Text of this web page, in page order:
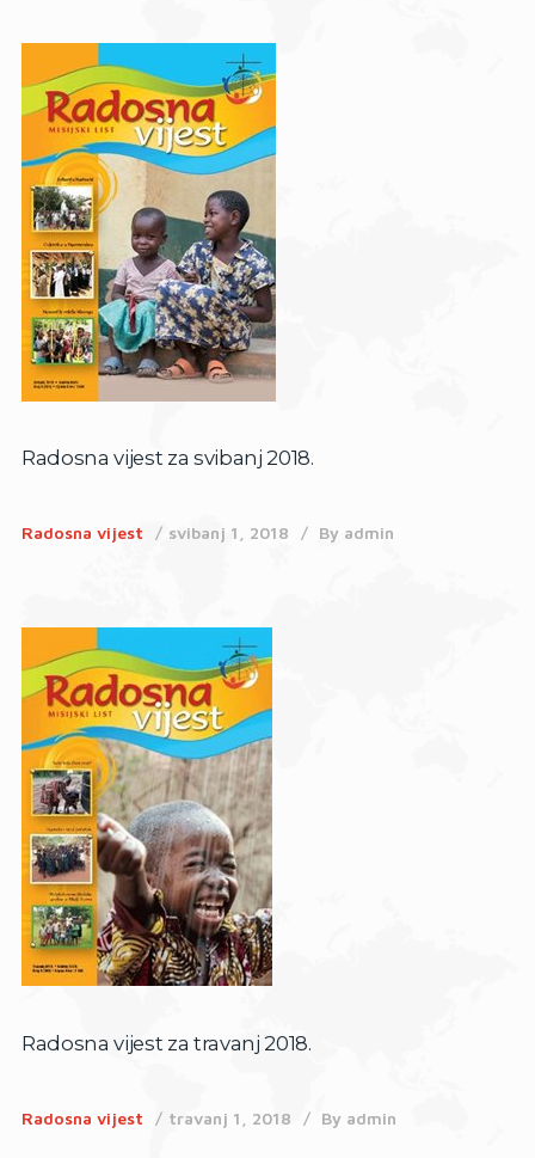
Radosna vijest za svibanj 2018.
Radosna vijest svibanj 1, 2018 By admin
Radosna vijest za travanj 2018.
Radosna vijest travanj 1, 2018 By admin